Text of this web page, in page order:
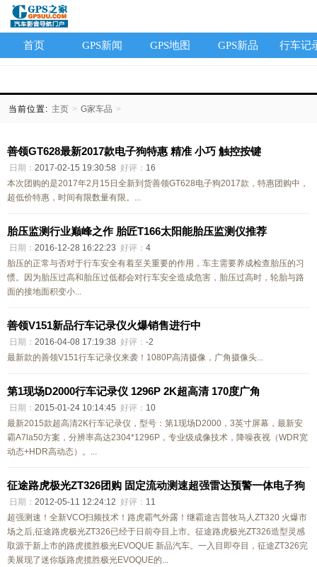
首页 GPS新闻 GPS地图 GPS新品 行车记
当前位置: 主页 > G家车品 >
善领GT628最新2017款电子狗特惠 精准 小巧 触控按键
日期： 2017-02-15 19:30:58 好评： 16
本次团购的是2017年2月15日全新到货善领GT628电子狗2017款，特惠团购中，
超低价特惠，时间有限数量有限。...
胎压监测行业巅峰之作 胎匠T166太阳能胎压监测仪推荐
日期： 2016-12-28 16:22:23 好评： 4
胎压的正常与否对于行车安全有着至关重要的作用，车主需要养成检查胎压的习
惯。因为胎压过高和胎压过低都会对行车安全造成危害，胎压过高时，轮胎与路
面的接地面积变小...
善领V151新品行车记录仪火爆销售进行中
日期： 2016-04-08 17:19:38 好评： -2
最新款的善领V151行车记录仪来袭！1080P高清摄像，广角摄像头...
第1现场D2000行车记录仪 1296P 2K超高清 170度广角
日期： 2015-01-24 10:14:45 好评： 10
最新2015款超高清2K行车记录仪，型号：第1现场D2000，3英寸屏幕，最新安
霸A7la50方案，分辨率高达2304*1296P，专业级成像技术，降噪夜视（WDR宽
动态+HDR高动态）。...
征途路虎极光ZT326团购 固定流动测速超强雷达预警一体电子狗
日期： 2012-05-11 12:24:12 好评： 11
超强测速！全新VCO扫频技术！路虎霸气外露！继霸途吉普牧马人ZT320 火爆市
场之后,征途路虎极光ZT326已经于日前夺目上市。征途路虎极光ZT326造型灵感
取源于新上市的路虎揽胜极光EVOQUE 新品汽车。一入目即夺目，征途ZT326完
美展现了迷你版路虎揽胜极光EVOQUE的...